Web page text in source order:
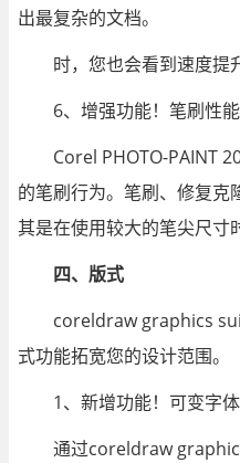
出最复杂的文档。
时，您也会看到速度提升
6、增强功能！笔刷性能
Corel PHOTO-PAINT
的笔刷行为。笔刷、修复克
其是在使用较大的笔尖尺寸
四、版式
coreldraw graphics
式功能拓宽您的设计范围。
1、新增功能！可变字
通过coreldraw graphics